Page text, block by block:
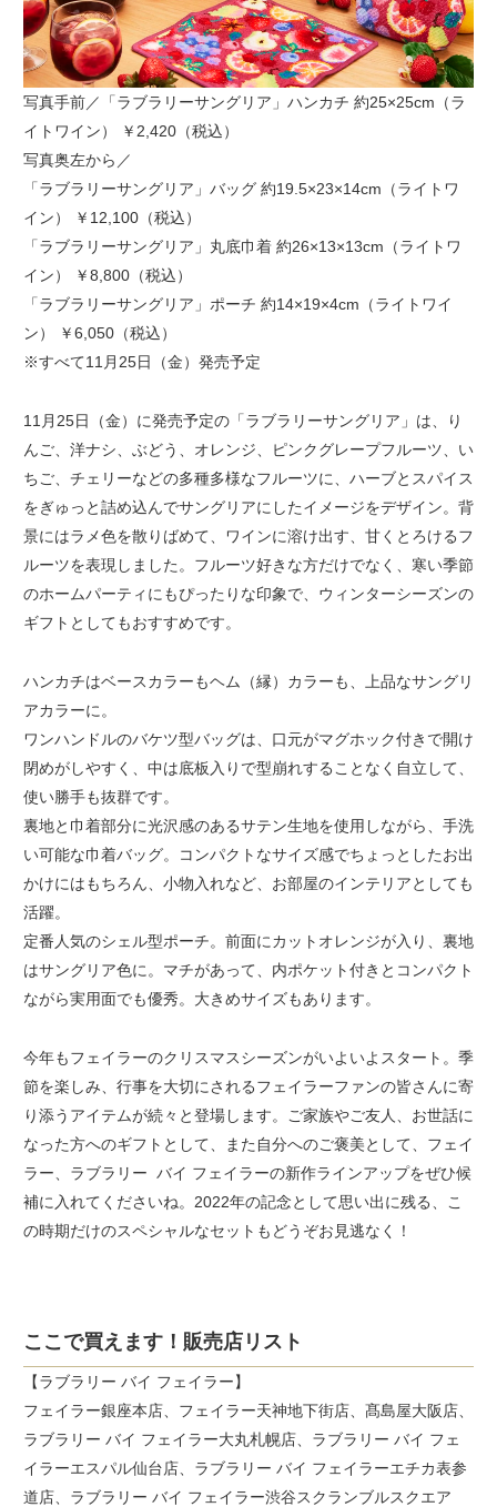
写真手前／「ラブラリーサングリア」ハンカチ 約25×25cm（ラ
イトワイン） ￥2,420（税込）
写真奥左から／
「ラブラリーサングリア」バッグ 約19.5×23×14cm（ライトワ
イン） ￥12,100（税込）
「ラブラリーサングリア」丸底巾着 約26×13×13cm（ライトワ
イン） ￥8,800（税込）
「ラブラリーサングリア」ポーチ 約14×19×4cm（ライトワイ
ン） ￥6,050（税込）
※すべて11月25日（金）発売予定
11月25日（金）に発売予定の「ラブラリーサングリア」は、り
んご、洋ナシ、ぶどう、オレンジ、ピンクグレープフルーツ、い
ちご、チェリーなどの多種多様なフルーツに、ハーブとスパイス
をぎゅっと詰め込んでサングリアにしたイメージをデザイン。背
景にはラメ色を散りばめて、ワインに溶け出す、甘くとろけるフ
ルーツを表現しました。フルーツ好きな方だけでなく、寒い季節
のホームパーティにもぴったりな印象で、ウィンターシーズンの
ギフトとしてもおすすめです。
ハンカチはベースカラーもヘム（縁）カラーも、上品なサングリ
アカラーに。
ワンハンドルのバケツ型バッグは、口元がマグホック付きで開け
閉めがしやすく、中は底板入りで型崩れすることなく自立して、
使い勝手も抜群です。
裏地と巾着部分に光沢感のあるサテン生地を使用しながら、手洗
い可能な巾着バッグ。コンパクトなサイズ感でちょっとしたお出
かけにはもちろん、小物入れなど、お部屋のインテリアとしても
活躍。
定番人気のシェル型ポーチ。前面にカットオレンジが入り、裏地
はサングリア色に。マチがあって、内ポケット付きとコンパクト
ながら実用面でも優秀。大きめサイズもあります。
今年もフェイラーのクリスマスシーズンがいよいよスタート。季
節を楽しみ、行事を大切にされるフェイラーファンの皆さんに寄
り添うアイテムが続々と登場します。ご家族やご友人、お世話に
なった方へのギフトとして、また自分へのご褒美として、フェイ
ラー、ラブラリー バイ フェイラーの新作ラインアップをぜひ候
補に入れてくださいね。2022年の記念として思い出に残る、こ
の時期だけのスペシャルなセットもどうぞお見逃なく！
ここで買えます！販売店リスト
【ラブラリー バイ フェイラー】
フェイラー銀座本店、フェイラー天神地下街店、髙島屋大阪店、
ラブラリー バイ フェイラー大丸札幌店、ラブラリー バイ フェ
イラーエスパル仙台店、ラブラリー バイ フェイラーエチカ表参
道店、ラブラリー バイ フェイラー渋谷スクランブルスクエア